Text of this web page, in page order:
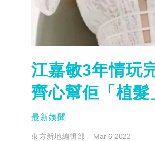
江嘉敏3年情玩
齊心幫佢「植髮
最新娛聞
東方新地編輯部 Mar 6 2022